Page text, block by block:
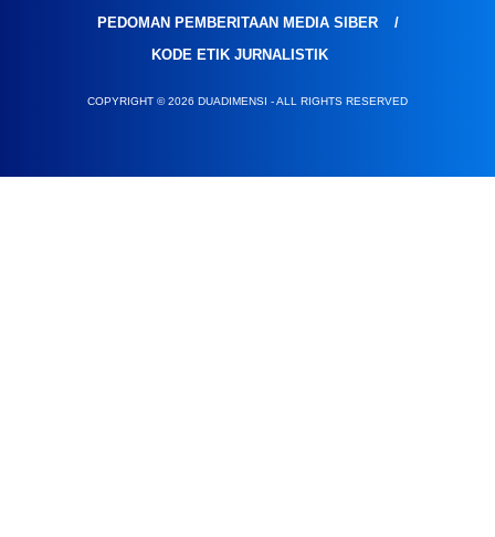
PEDOMAN PEMBERITAAN MEDIA SIBER
KODE ETIK JURNALISTIK
COPYRIGHT © 2026 DUADIMENSI - ALL RIGHTS RESERVED